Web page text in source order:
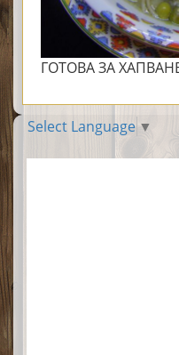
ГОТОВА ЗА
Select Language ▼